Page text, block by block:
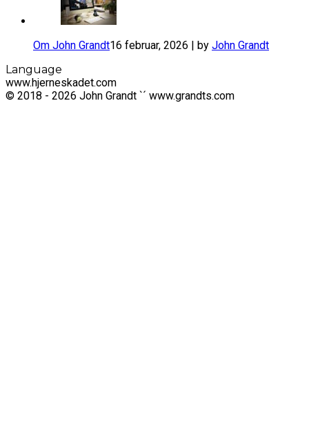
Om John Grandt16 februar, 2026 | by John Grandt
Language
www.hjerneskadet.com
© 2018 - 2026 John Grandt `´ www.grandts.com